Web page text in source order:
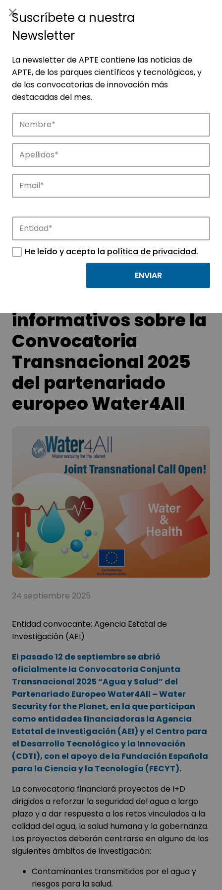
Noticias
Conoce las noticias más destacadas de
APTE y sus parques científicos y
tecnológicos.
informativos sobre la
Convocatoria
Transnacional 2025
del partenariado
europeo Water4All
24 septiembre 2025
Entidad convocante: Agencia Estatal de
Investigación (AEI)
El pasado 12 de septiembre se abrió
oficialmente la Convocatoria Conjunta
Transnacional 2025 “Agua y Salud” del
Partenariado Europeo Water4All – Water
Security for the Planet, en la que participan
como entidades financiadoras la Agencia
Estatal de Investigación (AEI) y el Centro para
el Desarrollo Tecnológico y la Innovación
(CDTI), con el apoyo de la Fundación Española
para la Ciencia y la Tecnología (FECYT).
La convocatoria financiará proyectos de I+D
dirigidos a reforzar la seguridad del agua a largo
plazo y a dar respuesta a los retos vinculados a la
calidad del agua, la salud humana y la gobernanza.
Los proyectos deberán centrarse en alguno de los
siguientes ámbitos de investigación:
Contaminantes transmitidos por el agua y
riesgos para la salud.
Suscríbete a nuestra
Newsletter
La newsletter de APTE contiene las noticias de
APTE, de los parques científicos y tecnológicos, y
de las convocatorias de innovación más
destacadas del mes.
He leído y acepto la política de privacidad.